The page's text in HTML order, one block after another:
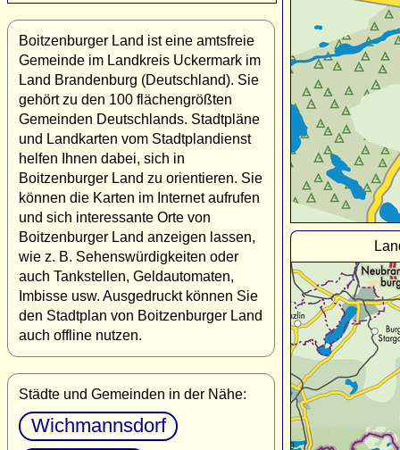
Boitzenburger Land ist eine amtsfreie
Gemeinde im Landkreis Uckermark im
Land Brandenburg (Deutschland). Sie
gehört zu den 100 flächengrößten
Gemeinden Deutschlands. Stadtpläne
und Landkarten vom Stadtplandienst
helfen Ihnen dabei, sich in
Boitzenburger Land zu orientieren. Sie
können die Karten im Internet aufrufen
und sich interessante Orte von
Boitzenburger Land anzeigen lassen,
wie z. B. Sehenswürdigkeiten oder
auch Tankstellen, Geldautomaten,
Imbisse usw. Ausgedruckt können Sie
den Stadtplan von Boitzenburger Land
auch offline nutzen.
Städte und Gemeinden in der Nähe:
Wichmannsdorf